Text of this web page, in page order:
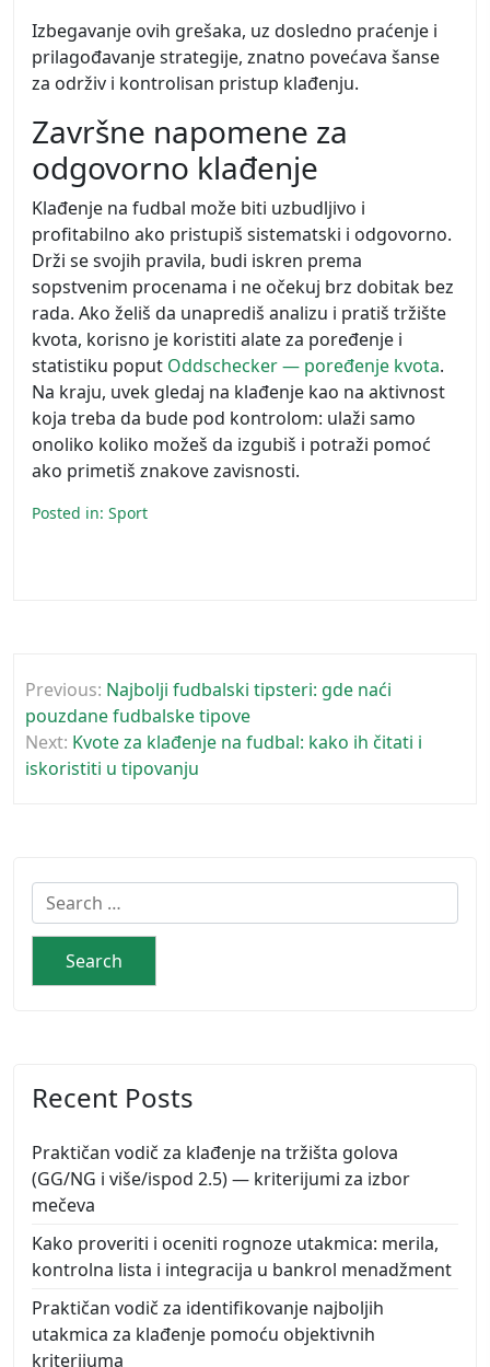
Izbegavanje ovih grešaka, uz dosledno praćenje i
prilagođavanje strategije, znatno povećava šanse
za održiv i kontrolisan pristup klađenju.
Završne napomene za
odgovorno klađenje
Klađenje na fudbal može biti uzbudljivo i
profitabilno ako pristupiš sistematski i odgovorno.
Drži se svojih pravila, budi iskren prema
sopstvenim procenama i ne očekuj brz dobitak bez
rada. Ako želiš da unaprediš analizu i pratiš tržište
kvota, korisno je koristiti alate za poređenje i
statistiku poput Oddschecker — poređenje kvota.
Na kraju, uvek gledaj na klađenje kao na aktivnost
koja treba da bude pod kontrolom: ulaži samo
onoliko koliko možeš da izgubiš i potraži pomoć
ako primetiš znakove zavisnosti.
Posted in: Sport
navigation
Previous: Najbolji fudbalski tipsteri: gde naći
pouzdane fudbalske tipove
Next: Kvote za klađenje na fudbal: kako ih čitati i
iskoristiti u tipovanju
Search
for:
Recent Posts
Praktičan vodič za klađenje na tržišta golova
(GG/NG i više/ispod 2.5) — kriterijumi za izbor
mečeva
Kako proveriti i oceniti rognoze utakmica: merila,
kontrolna lista i integracija u bankrol menadžment
Praktičan vodič za identifikovanje najboljih
utakmica za klađenje pomoću objektivnih
kriterijuma